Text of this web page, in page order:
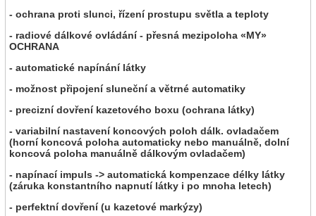
- ochrana proti slunci, řízení prostupu světla a teploty
- radiové dálkové ovládání - přesná mezipoloha «MY»
OCHRANA
- automatické napínání látky
- možnost připojení sluneční a větrné automatiky
- precizní dovření kazetového boxu (ochrana látky)
- variabilní nastavení koncových poloh dálk. ovladačem
(horní koncová poloha automaticky nebo manuálně, dolní
koncová poloha manuálně dálkovým ovladačem)
- napínací impuls -> automatická kompenzace délky látky
(záruka konstantního napnutí látky i po mnoha letech)
- perfektní dovření (u kazetové markýzy)